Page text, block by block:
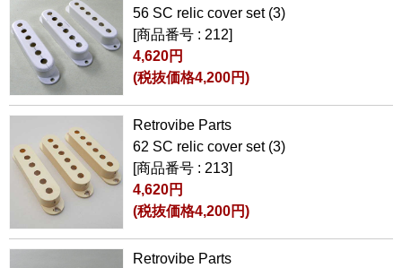
56 SC relic cover set (3)
[商品番号 : 212]
4,620円
(税抜価格4,200円)
Retrovibe Parts
62 SC relic cover set (3)
[商品番号 : 213]
4,620円
(税抜価格4,200円)
Retrovibe Parts